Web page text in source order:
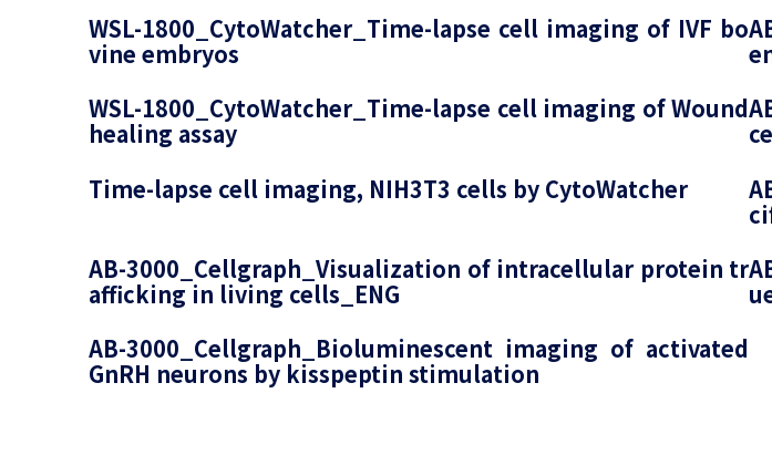
WSL-1800_CytoWatcher_Time-lapse cell imaging of IVF bo
vine embryos
WSL-1800_CytoWatcher_Time-lapse cell imaging of Wound
healing assay
Time-lapse cell imaging, NIH3T3 cells by CytoWatcher
AB-3000_Cellgraph_Visualization of intracellular protein tr
afficking in living cells_ENG
AB-3000_Cellgraph_Bioluminescent imaging of activated
GnRH neurons by kisspeptin stimulation